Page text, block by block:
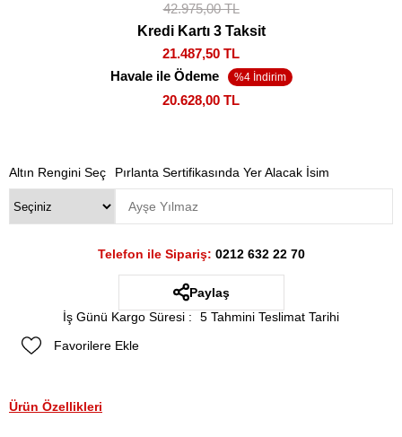
42.975,00 TL
Kredi Kartı 3 Taksit
21.487,50 TL
Havale ile Ödeme
20.628,00 TL
Altın Rengini Seç Pırlanta Sertifikasında Yer Alacak İsim
Telefon ile Sipariş: 0212 632 22 70
Paylaş
İş Günü Kargo Süresi :
5 Tahmini Teslimat Tarihi
Favorilere Ekle
Ürün Özellikleri